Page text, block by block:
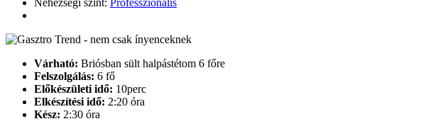
Nehézségi szint: Professzionális
Várható: Briósban sült halpástétom 6 főre
Felszolgálás: 6 fő
Előkészületi idő: 10perc
Elkészítési idő: 2:20 óra
Kész: 2:30 óra